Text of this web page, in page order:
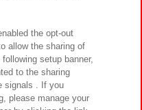
くあるご質問・お問い合わせ
the opt-out
allow the sharing of
setup banner,
to the sharing
signals . If you
please manage your